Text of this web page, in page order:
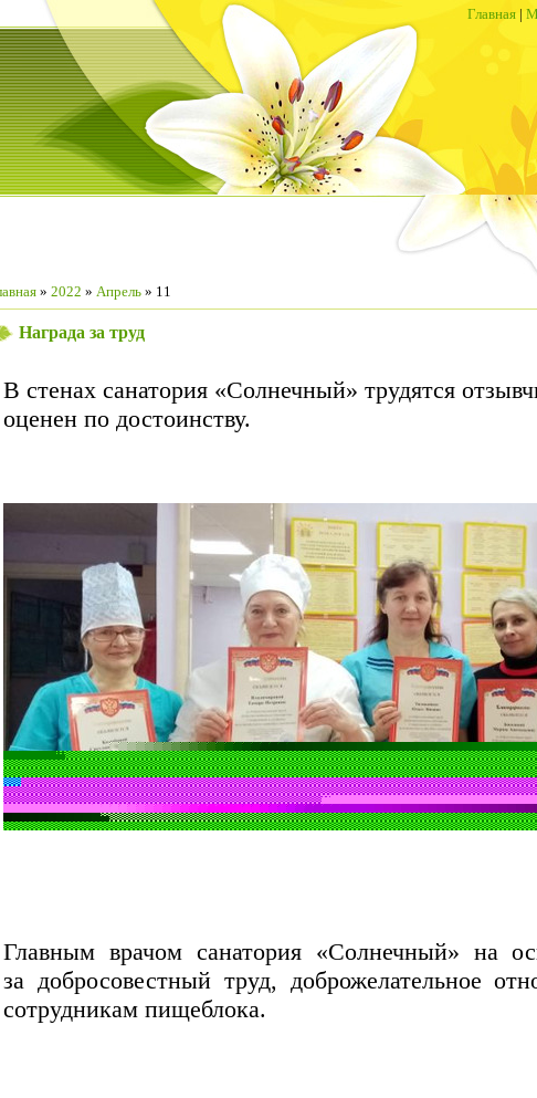
Главная |
» 2022 » Апрель » 11
Награда за труд
В стенах санатория «Солнечный» трудятся
оценен по достоинству.
Главным врачом санатория «Солнечный» на
за добросовестный труд, доброжелательное
сотрудникам пищеблока.